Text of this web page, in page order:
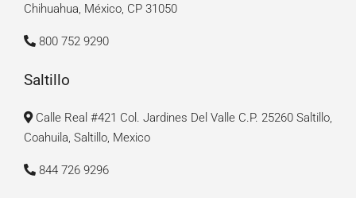
Chihuahua, México, CP 31050
800 752 9290
Saltillo
Calle Real #421 Col. Jardines Del Valle C.P. 25260 Saltillo,
Coahuila, Saltillo, Mexico
844 726 9296